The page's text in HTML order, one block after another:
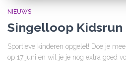
NIEUWS
Singelloop Kidsrun
Sportieve kinderen opgelet! Doe je
op 17 juni en wil je je nog extra goed